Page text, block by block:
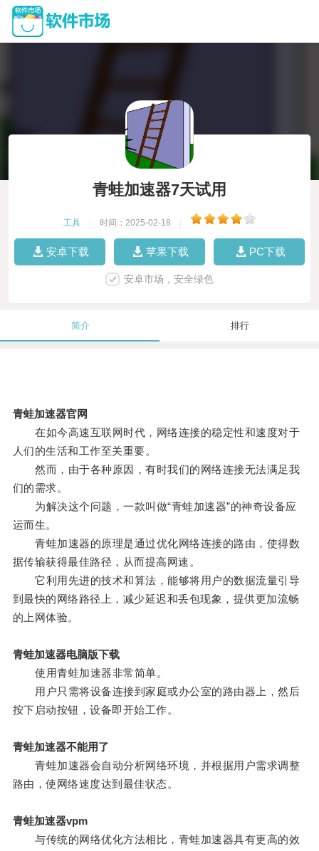
青蛙加速器7天试用
工具 时间：2025-02-18
安卓下载 苹果下载 PC下载
安卓市场，安全绿色
简介 排行
青蛙加速器官网
在如今高速互联网时代，网络连接的稳定性和速度对于
人们的生活和工作至关重要。
然而，由于各种原因，有时我们的网络连接无法满足我
们的需求。
为解决这个问题，一款叫做“青蛙加速器”的神奇设备应
运而生。
青蛙加速器的原理是通过优化网络连接的路由，使得数
据传输获得最佳路径，从而提高网速。
它利用先进的技术和算法，能够将用户的数据流量引导
到最快的网络路径上，减少延迟和丢包现象，提供更加流畅
的上网体验。
青蛙加速器电脑版下载
使用青蛙加速器非常简单。
用户只需将设备连接到家庭或办公室的路由器上，然后
按下启动按钮，设备即开始工作。
青蛙加速器不能用了
青蛙加速器会自动分析网络环境，并根据用户需求调整
路由，使网络速度达到最佳状态。
青蛙加速器vpm
与传统的网络优化方法相比，青蛙加速器具有更高的效